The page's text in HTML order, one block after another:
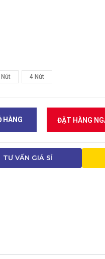
Nút 4 Nút
HÀNG ĐẶT HÀNG
TƯ VẤN GIÁ SỈ